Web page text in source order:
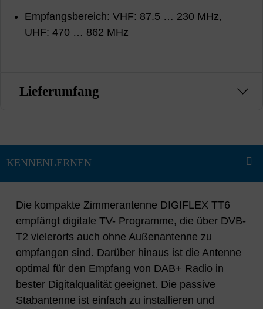
Empfangsbereich: VHF: 87.5 … 230 MHz,
UHF: 470 … 862 MHz
Lieferumfang
Die kompakte Zimmerantenne DIGIFLEX TT6
empfängt digitale TV- Programme, die über DVB-
T2 vielerorts auch ohne Außenantenne zu
empfangen sind. Darüber hinaus ist die Antenne
optimal für den Empfang von DAB+ Radio in
bester Digitalqualität geeignet. Die passive
Stabantenne ist einfach zu installieren und